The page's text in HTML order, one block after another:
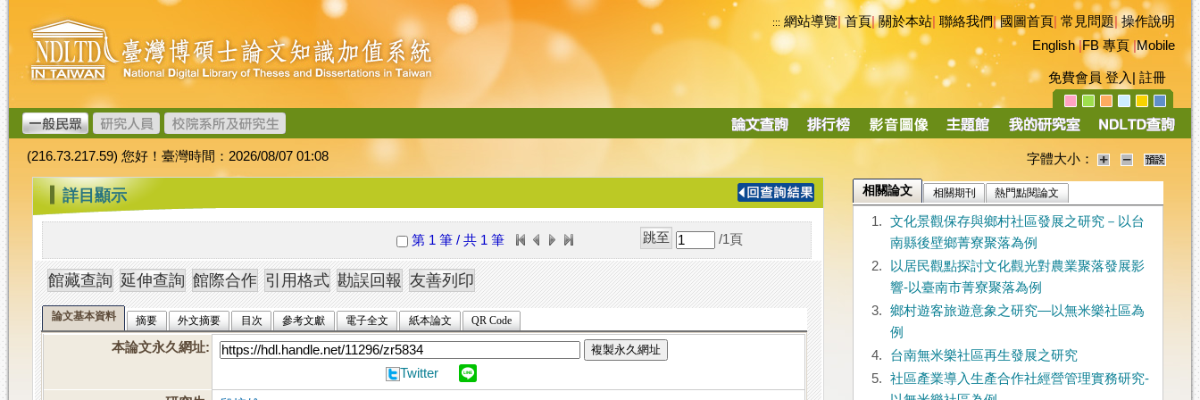
跳
到
主
要
內
容
臺
灣
博
碩
士
論
文
加
值
系
統
::: 網站導覽|首頁|關於本站 聯絡我們|國圖首頁 常見問題|操作說明
English|FB 專頁|Mobile
免費會員 登入 註冊
導
(216.73.217.59) 您好！臺灣時間：2026/08/07 01:08 字體大小：
::: 詳目顯示
第 1 筆 / 共 1 筆 /1 頁
論文基本資料 摘要 外文摘要 目次 參考文獻 電子全文 紙本論文 QR Code
本論文永久網址: 複製永久網址
Twitter
相關論文 相關期刊 熱門點閱論文
1.
文化景觀保存與鄉村社區發展之研究－以台
南縣後壁鄉菁寮聚落為例
2.
以居民觀點探討文化觀光對農業聚落發展影
響-以臺南市菁寮聚落為例
3.
鄉村遊客旅遊意象之研究—以無米樂社區為
例
4.
台南無米樂社區再生發展之研究
5.
社區產業導入生產合作社經營管理實務研究-